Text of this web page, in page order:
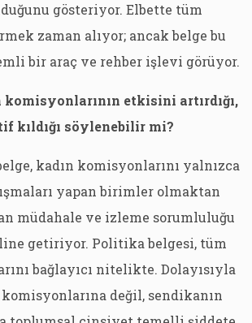
gösteriyor. Elbette tüm
zaman alıyor; ancak belge bu
bir araç ve rehber işlevi görüyor.
komisyonlarının etkisini artırdığı,
kıldığı söylenebilir mi?
kadın komisyonlarını yalnızca
yapan birimler olmaktan
müdahale ve izleme sorumluluğu
getiriyor. Politika belgesi, tüm
bağlayıcı nitelikte. Dolayısıyla
değil, sendikanın